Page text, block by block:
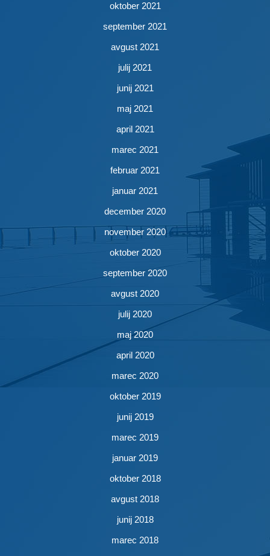
oktober 2021
september 2021
avgust 2021
julij 2021
junij 2021
maj 2021
april 2021
marec 2021
februar 2021
januar 2021
december 2020
november 2020
oktober 2020
september 2020
avgust 2020
julij 2020
maj 2020
april 2020
marec 2020
oktober 2019
junij 2019
marec 2019
januar 2019
oktober 2018
avgust 2018
junij 2018
marec 2018